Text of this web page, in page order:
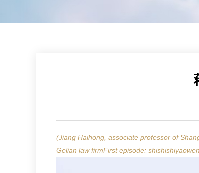
(Jiang Haihong, associate professor of
Gelian law firmFirst episode: